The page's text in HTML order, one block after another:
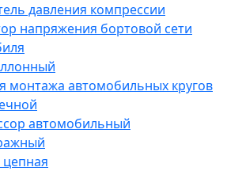
давления компрессии
напряжения бортовой сети
монтажа автомобильных кругов
автомобильный